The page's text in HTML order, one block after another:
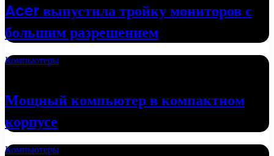
Acer выпустила тройку мониторов с
большим разрешением
Компьютеры
Мощный компьютер в компактном
корпусе
Компьютеры